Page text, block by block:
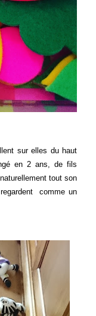
sur elles du haut
en 2 ans, de fils
tout son
comme un